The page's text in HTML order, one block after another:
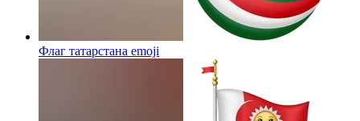
Флаг татарстана emoji